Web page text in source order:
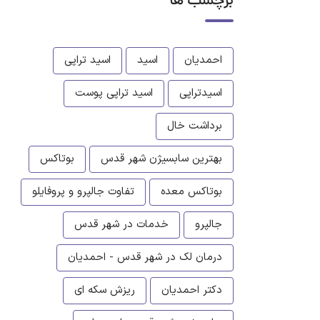
احمدیان اسید
اسید تراپی
اسیدتراپی
اسید تراپی پوست
برداشت خال
بهترین سابسیژن شهر قدس
بوتاکس
بوتاکس معده
تفاوت جالپرو و پروفایلو
جالپرو
خدمات در شهر قدس
درمان لک در شهر قدس - احمدیان
دکتر احمدیان
ریزش سکه ای